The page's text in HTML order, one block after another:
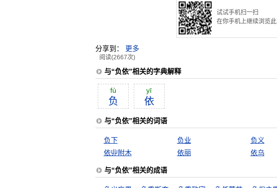
试试手机扫一扫
在你手机上继续浏览
分享到： 更多
阅读(2667次)
与“负依”相关的字典解释
fù
负
yī
依
与“负依”相关的词语
负下 负业 负义
依丱附木
依丽 依乌
与“负依”相关的成语